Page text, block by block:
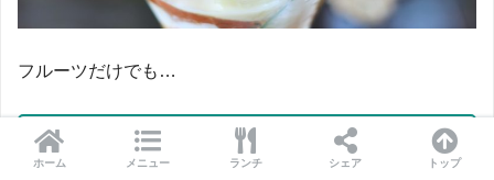
フルーツだけでも…
ホーム メニュー ランチ シェア トップ